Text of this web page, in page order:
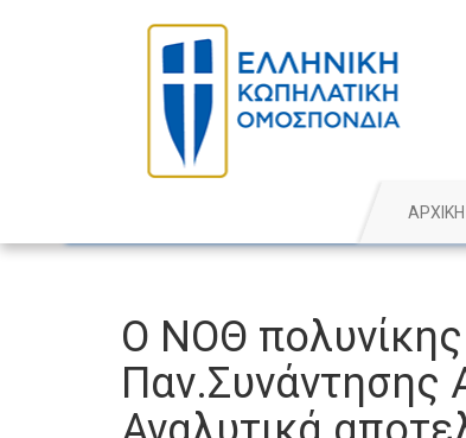
ΑΡΧΙΚΗ
O ΝΟΘ
Παν.Συνάντησης